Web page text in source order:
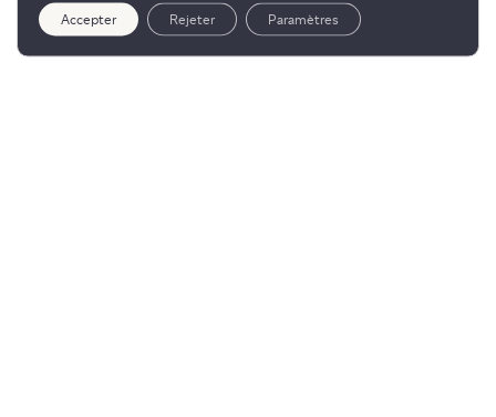
Accepter Rejeter Paramètres